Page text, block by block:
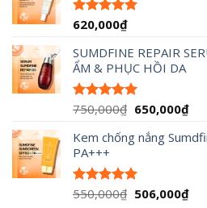
Được xếp
5 sao
620,000₫
SUMDFINE REPAIR
ẨM & PHỤC HỒI DA
Được xếp
5 sao
750,000₫ Giá
là:
650,000₫Giá
tại
Kem chống nắng
PA+++
Được xếp
550,000₫ Giá
506,000₫Giá